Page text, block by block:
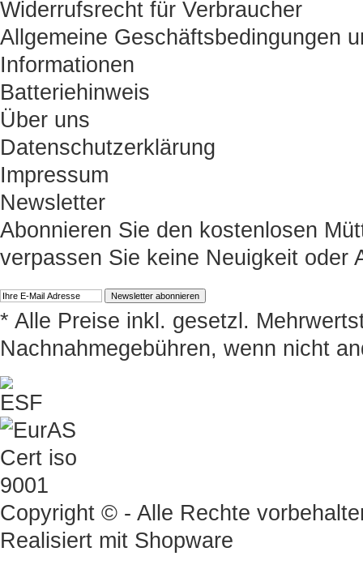
Widerrufsrecht für Verbraucher
Allgemeine Geschäftsbedingungen
Informationen
Batteriehinweis
Über uns
Datenschutzerklärung
Impressum
Newsletter
Abonnieren Sie den kostenlosen
verpassen Sie keine Neuigkeit oder
* Alle Preise inkl. gesetzl.
Nachnahmegebühren, wenn nicht
Copyright © - Alle Rechte
Realisiert mit Shopware